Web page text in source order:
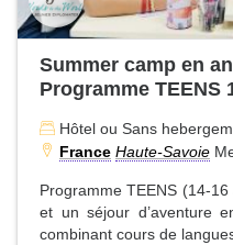
Summer camp en
Programme TEENS
Hôtel ou Sans
France Haute-Savoie
Programme TEENS (14-
et un séjour d’aventure
combinant cours de